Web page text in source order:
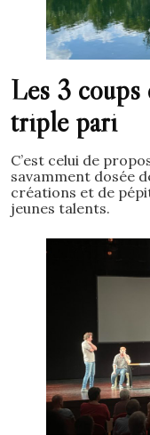
Les 3 coups
triple pari
C’est celui de
savamment dosée
créations et de
jeunes talents.